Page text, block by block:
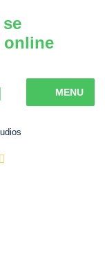
online
MENU